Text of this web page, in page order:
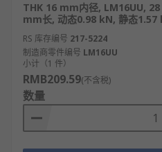
THK 16 mm内径, LM16UU,
mm长, 动态0.98 kN, 静态1.57
RS 库存编号 217-5224
制造商零件编号 LM16UU
小计（1 件）
RMB209.59(不含税)
数量